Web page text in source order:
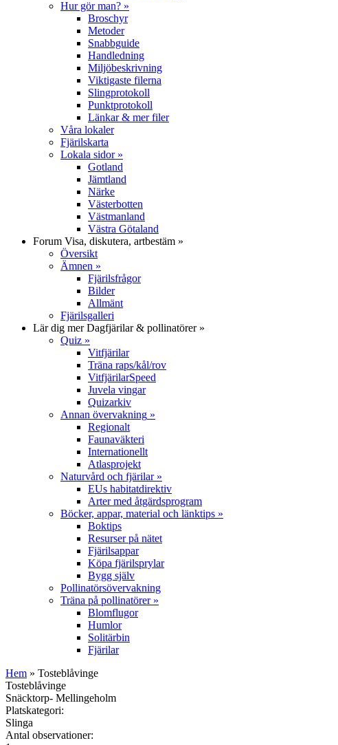
Hur gör man? »
Broschyr
Metoder
Snabbguide
Handledning
Miljöbeskrivning
Viktigaste filerna
Slingprotokoll
Punktprotokoll
Länkar & mer filer
Våra lokaler
Fjärilskarta
Lokala sidor»
Gotland
Jämtland
Närke
Västerbotten
Västmanland
Västra Götaland
Forum Visa, diskutera, artbestäm »
Översikt
Ämnen »
Fjärilsfrågor
Bilder
Allmänt
Fjärilsgalleri
Lär dig merDagfjärilar & pollinatörer»
Quiz »
Vitfjärilar
Träna raps/kål/rov
VitfjärilarSpeed
Juvela vingar
Quizarkiv
Annan övervakning »
Regionalt
Faunaväkteri
Internationellt
Atlasprojekt
Naturvård och fjärilar»
EUs habitatdirektiv
Arter med åtgärdsprogram
Böcker, appar, material och länktips »
Boktips
Resurser på nätet
Fjärilsappar
Köpa fjärilsprylar
Bygg själv
Pollinatörsövervakning
Träna på pollinatörer»
Blomflugor
Humlor
Solitärbin
Fjärilar
Hem » Tosteblåvinge
Tosteblåvinge
Snäcktorp- Mellingeholm
Platskategori:
Slinga
Antal observationer: